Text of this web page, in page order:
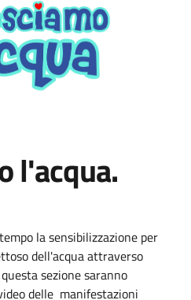
l'acqua.
la sensibilizzazione per
dell'acqua attraverso
sezione saranno
delle manifestazioni